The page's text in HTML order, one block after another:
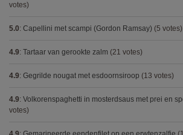
votes)
5.0: Capellini met scampi (Gordon Ramsay) (5 votes)
4.9: Tartaar van gerookte zalm (21 votes)
4.9: Gegrilde nougat met esdoornsiroop (13 votes)
4.9: Volkorenspaghetti in mosterdsaus met prei en
votes)